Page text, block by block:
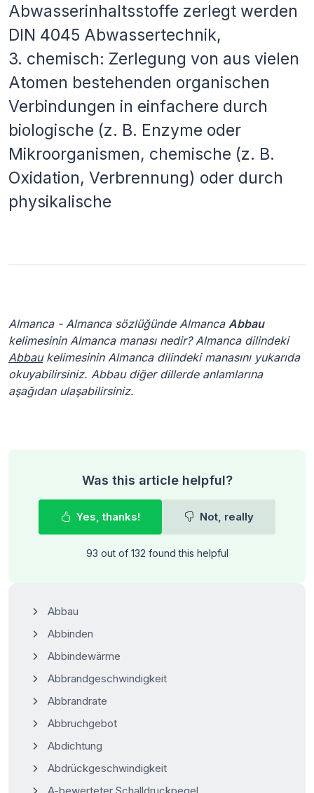
Abwasserinhaltsstoffe zerlegt werden
DIN 4045 Abwassertechnik,
3. chemisch: Zerlegung von aus vielen
Atomen bestehenden organischen
Verbindungen in einfachere durch
biologische (z. B. Enzyme oder
Mikroorganismen, chemische (z. B.
Oxidation, Verbrennung) oder durch
physikalische
Almanca - Almanca sözlüğünde Almanca Abbau
kelimesinin Almanca manası nedir? Almanca dilindeki
Abbaukelimesinin Almanca dilindeki manasını yukarıda
okuyabilirsiniz. Abbau diğer dillerde anlamlarına
aşağıdan ulaşabilirsiniz.
Was this article helpful?
Yes, thanks! Not, really
93 out of 132 found this helpful
Abbau
Abbinden
Abbindewärme
Abbrandgeschwindigkeit
Abbrandrate
Abbruchgebot
Abdichtung
Abdrückgeschwindigkeit